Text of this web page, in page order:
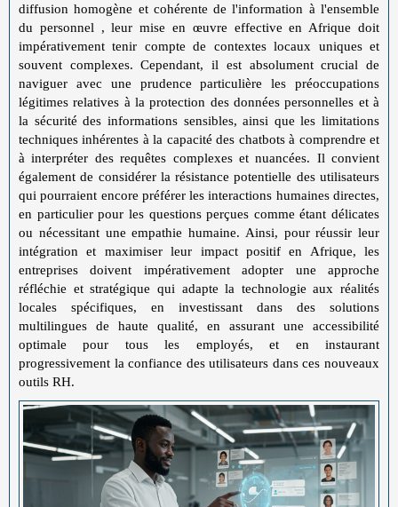
diffusion homogène et cohérente de l'information à l'ensemble
du personnel , leur mise en œuvre effective en Afrique doit
impérativement tenir compte de contextes locaux uniques et
souvent complexes. Cependant, il est absolument crucial de
naviguer avec une prudence particulière les préoccupations
légitimes relatives à la protection des données personnelles et à
la sécurité des informations sensibles, ainsi que les limitations
techniques inhérentes à la capacité des chatbots à comprendre et
à interpréter des requêtes complexes et nuancées. Il convient
également de considérer la résistance potentielle des utilisateurs
qui pourraient encore préférer les interactions humaines directes,
en particulier pour les questions perçues comme étant délicates
ou nécessitant une empathie humaine. Ainsi, pour réussir leur
intégration et maximiser leur impact positif en Afrique, les
entreprises doivent impérativement adopter une approche
réfléchie et stratégique qui adapte la technologie aux réalités
locales spécifiques, en investissant dans des solutions
multilingues de haute qualité, en assurant une accessibilité
optimale pour tous les employés, et en instaurant
progressivement la confiance des utilisateurs dans ces nouveaux
outils RH.